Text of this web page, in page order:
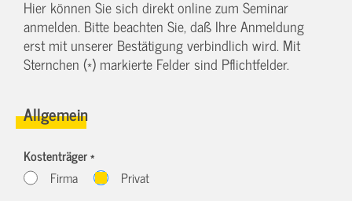
Hier können Sie sich direkt online zum Seminar
anmelden. Bitte beachten Sie, daß Ihre Anmeldung
erst mit unserer Bestätigung verbindlich wird. Mit
Sternchen (*) markierte Felder sind Pflichtfelder.
Allgemein
Kostenträger *
Firma
Privat